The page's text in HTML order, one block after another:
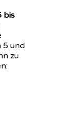
bis
5 und
zu